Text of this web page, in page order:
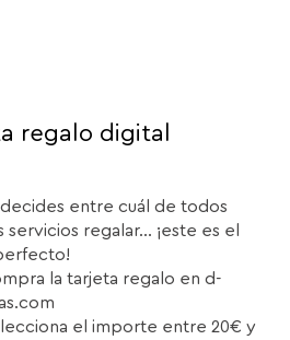
regalo digital
entre cuál de todos
servicios regalar... ¡este es el
la tarjeta regalo en d-
el importe entre 20€ y